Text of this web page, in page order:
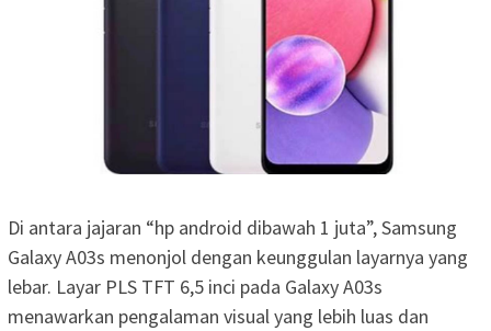
Di antara jajaran “hp android dibawah 1 juta”, Samsung
Galaxy A03s menonjol dengan keunggulan layarnya yang
lebar. Layar PLS TFT 6,5 inci pada Galaxy A03s
menawarkan pengalaman visual yang lebih luas dan